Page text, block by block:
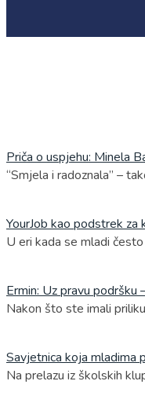
Priča o uspjehu: Minela
“Smjela i radoznala” –
YourJob kao podstrek za
U eri kada se mladi
Ermin: Uz pravu
Nakon što ste imali
Savjetnica koja mladima
Na prelazu iz školskih